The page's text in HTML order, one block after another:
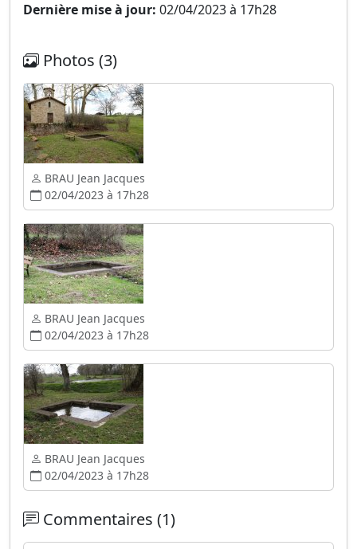
Dernière mise à jour: 02/04/2023 à 17h28
Photos (3)
BRAU Jean Jacques
02/04/2023 à 17h28
BRAU Jean Jacques
02/04/2023 à 17h28
BRAU Jean Jacques
02/04/2023 à 17h28
Commentaires (1)